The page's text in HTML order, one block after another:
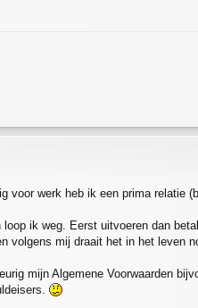
voor werk heb ik een prima relatie
ik weg. Eerst uitvoeren dan
volgens mij draait het in het leven
mijn Algemene Voorwaarden